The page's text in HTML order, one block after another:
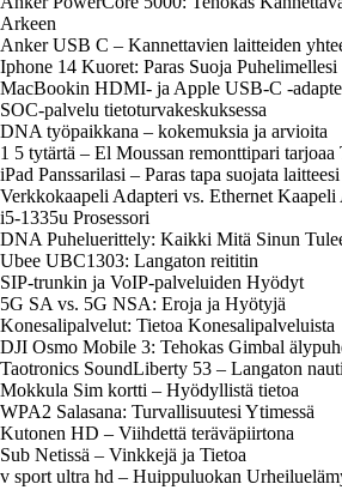
Arkeen
Anker USB C – Kannettavien laitteiden
Iphone 14 Kuoret: Paras Suoja Puhelimellesi
MacBookin HDMI- ja Apple USB-C -
SOC-palvelu tietoturvakeskuksessa
DNA työpaikkana – kokemuksia ja arvioita
1 5 tytärtä – El Moussan remonttipari tarjoaa
iPad Panssarilasi – Paras tapa suojata laitteesi
Verkkokaapeli Adapteri vs. Ethernet Kaapeli
i5-1335u Prosessori
DNA Puheluerittely: Kaikki Mitä Sinun
Ubee UBC1303: Langaton reititin
SIP-trunkin ja VoIP-palveluiden Hyödyt
5G SA vs. 5G NSA: Eroja ja Hyötyjä
Konesalipalvelut: Tietoa Konesalipalveluista
DJI Osmo Mobile 3: Tehokas Gimbal
Taotronics SoundLiberty 53 – Langaton
Mokkula Sim kortti – Hyödyllistä tietoa
WPA2 Salasana: Turvallisuutesi Ytimessä
Kutonen HD – Viihdettä teräväpiirtona
Sub Netissä – Vinkkejä ja Tietoa
v sport ultra hd – Huippuluokan